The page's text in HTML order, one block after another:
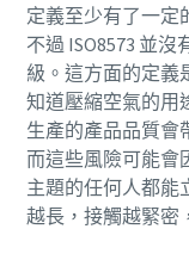
定義至少有了一定
不過 ISO8573 並
級。這方面的定義
知道壓縮空氣的用
生產的產品品質會
而這些風險可能會
主題的任何人都能
越長，接觸越緊密